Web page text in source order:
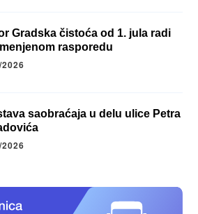
Gradska čistoća od 1. jula radi
rasporedu
saobraćaja u delu ulice Petra